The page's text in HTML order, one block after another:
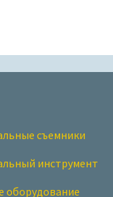
съемники
инструмент
оборудование